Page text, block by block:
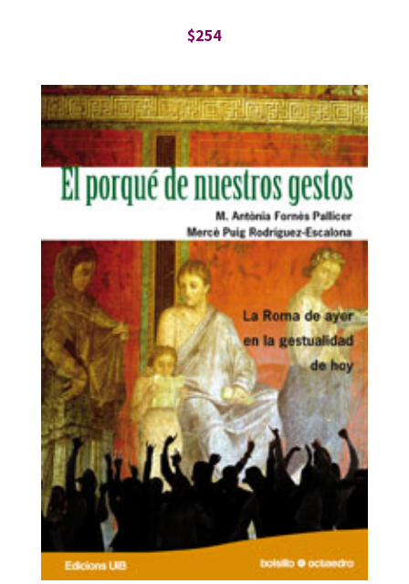
$254